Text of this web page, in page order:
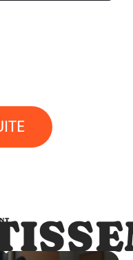
Divertissement